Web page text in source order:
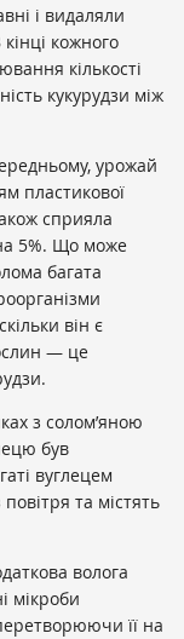
і видаляли
кожного
кількості
кукурудзи між
урожай
пластикової
сприяла
5%. Що може
багата
він є
— це
з солом’яною
був
вуглецем
та містять
волога
мікроби
її на